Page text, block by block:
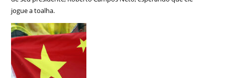
jogue a toalha.